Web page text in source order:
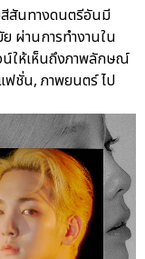
สีสันทางดนตรีอันมี
ผ่านการทำงานใน
น์ให้เห็นถึงภาพลักษณ์
ฟชั่น, ภาพยนตร์ ไป